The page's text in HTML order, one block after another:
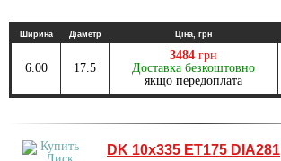
Ширина Діаметр Ціна, грн
6.00 17.5
3484 грн
Доставка безкоштовно
якщо передоплата
DK 10х335 ET175 DIA281